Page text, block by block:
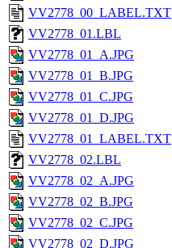
VV2778_00_LABEL.TXT
VV2778_01.LBL
VV2778_01_A.JPG
VV2778_01_B.JPG
VV2778_01_C.JPG
VV2778_01_D.JPG
VV2778_01_LABEL.TXT
VV2778_02.LBL
VV2778_02_A.JPG
VV2778_02_B.JPG
VV2778_02_C.JPG
VV2778_02_D.JPG